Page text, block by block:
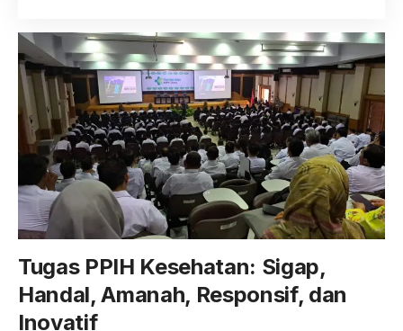
Tugas PPIH Kesehatan: Sigap,
Handal, Amanah, Responsif, dan
Inovatif